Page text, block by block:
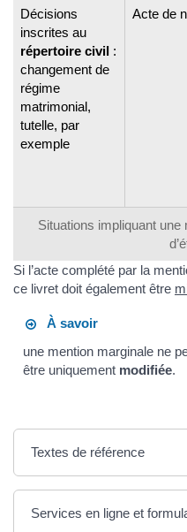
Situations impliquant
Décisions
inscrites au
répertoire civil :
changement de
régime
matrimonial,
tutelle, par
exemple
Acte de
Si l’acte complété par la
ce livret doit également être
À savoir
une mention marginale ne
être uniquement modifiée.
Textes de référence
Services en ligne et